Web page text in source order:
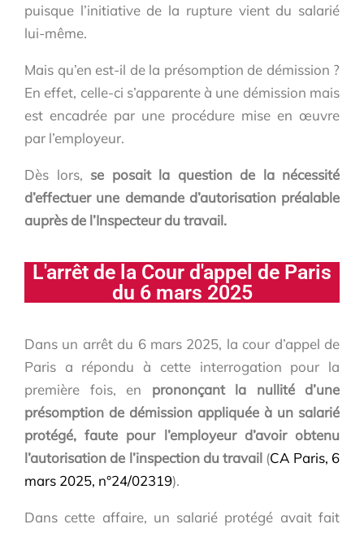
puisque l’initiative de la rupture vient du salarié
lui-même.
Mais qu’en est-il de la présomption de démission ?
En effet, celle-ci s’apparente à une démission mais
est encadrée par une procédure mise en œuvre
par l’employeur.
Dès lors, se posait la question de la nécessité
d’effectuer une demande d’autorisation préalable
auprès de l’Inspecteur du travail.
L'arrêt de la Cour d'appel de Paris
du 6 mars 2025
Dans un arrêt du 6 mars 2025, la cour d’appel de
Paris a répondu à cette interrogation pour la
première fois, en prononçant la nullité d’une
présomption de démission appliquée à un salarié
protégé, faute pour l’employeur d’avoir obtenu
l’autorisation de l’inspection du travail (CA Paris, 6
mars 2025, n°24/02319).
Dans cette affaire, un salarié protégé avait fait